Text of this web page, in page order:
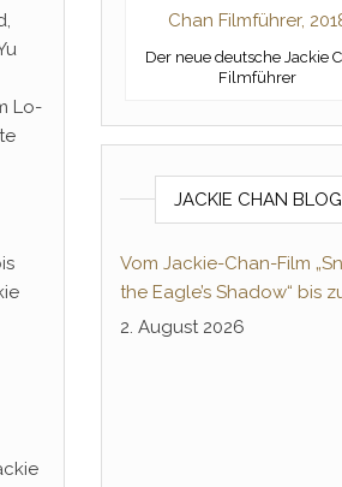
Lo-
Der neue deutsche Jackie
Filmführer
JACKIE CHAN BLOG
Vom Jackie-Chan-Film
the Eagle’s Shadow“ bis
Animeserie „Dragon Ball“:
2. August 2026